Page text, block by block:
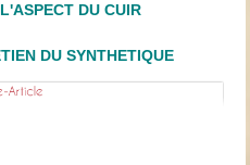
DU CUIR
DU SYNTHETIQUE